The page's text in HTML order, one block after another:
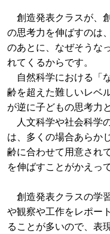
創造発表クラスが、
の思考力を伸ばすのは
のあとに、なぜそうな
れてくるからです。
自然科学における「
齢を超えた難しいレベ
が逆に子どもの思考力
人文科学や社会科学
は、多くの場合あらか
齢に合わせて用意され
を伸ばすことがかえっ
創造発表クラスの学
や観察や工作をレポー
ることが多いので、表